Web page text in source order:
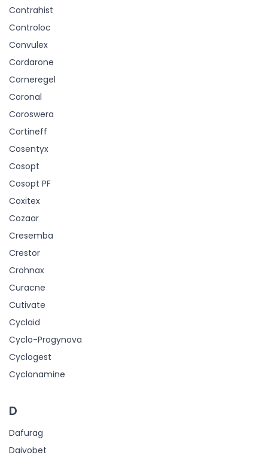
Contrahist
Controloc
Convulex
Cordarone
Corneregel
Coronal
Coroswera
Cortineff
Cosentyx
Cosopt
Cosopt PF
Coxitex
Cozaar
Cresemba
Crestor
Crohnax
Curacne
Cutivate
Cyclaid
Cyclo-Progynova
Cyclogest
Cyclonamine
D
Dafurag
Daivobet